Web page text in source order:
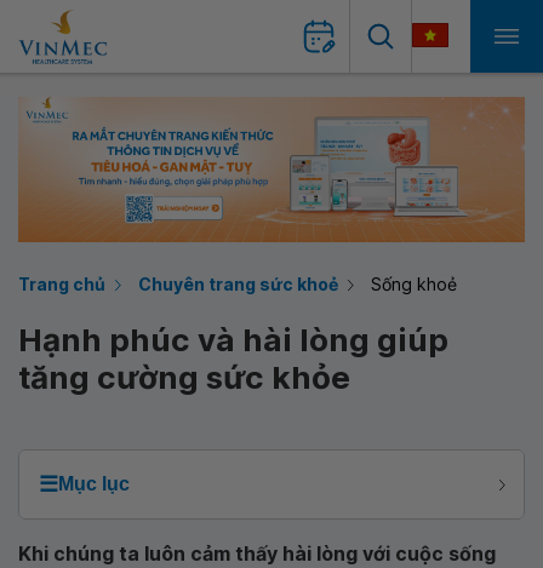
Trang chủ Chuyên trang sức khoẻ Sống khoẻ
Hạnh phúc và hài lòng giúp
tăng cường sức khỏe
☰Mục lục
Khi chúng ta luôn cảm thấy hài lòng với cuộc sống